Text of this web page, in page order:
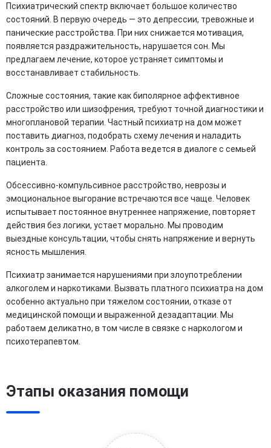
Психиатрический спектр включает большое количество
состояний. В первую очередь — это депрессии, тревожные и
панические расстройства. При них снижается мотивация,
появляется раздражительность, нарушается сон. Мы
предлагаем лечение, которое устраняет симптомы и
восстанавливает стабильность.
Сложные состояния, такие как биполярное аффективное
расстройство или шизофрения, требуют точной диагностики и
многоплановой терапии. Частный психиатр на дом может
поставить диагноз, подобрать схему лечения и наладить
контроль за состоянием. Работа ведется в диалоге с семьей
пациента.
Обсессивно-компульсивное расстройство, неврозы и
эмоциональное выгорание встречаются все чаще. Человек
испытывает постоянное внутреннее напряжение, повторяет
действия без логики, устает морально. Мы проводим
выездные консультации, чтобы снять напряжение и вернуть
ясность мышления.
Психиатр занимается нарушениями при злоупотреблении
алкоголем и наркотиками. Вызвать платного психиатра на дом
особенно актуально при тяжелом состоянии, отказе от
медицинской помощи и выраженной дезадаптации. Мы
работаем деликатно, в том числе в связке с наркологом и
психотерапевтом.
Этапы оказания помощи